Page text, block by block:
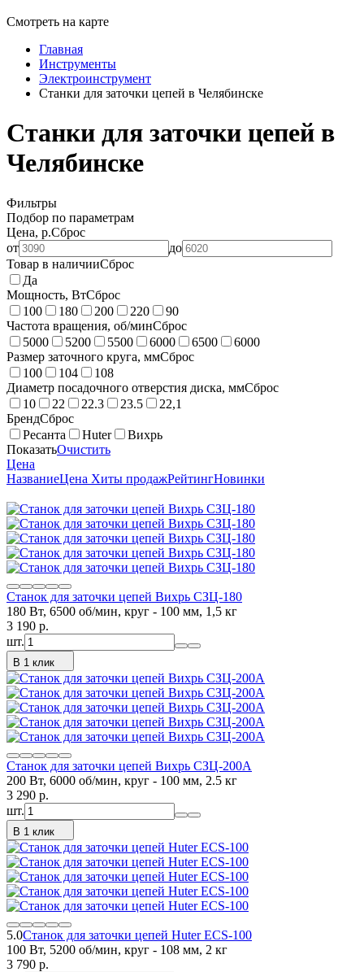
Смотреть на карте
Главная
Инструменты
Электроинструмент
Станки для заточки цепей в Челябинске
Станки для заточки цепей в
Челябинске
Фильтры
Подбор по параметрам
Цена, р.Сброс
от
до
Товар в наличииСброс
Да
Мощность, ВтСброс
100
180 200 220
90
Частота вращения, об/минСброс
5000
5200 5500 6000 6500
6000
Размер заточного круга, ммСброс
100
104
108
Диаметр посадочного отверстия диска, ммСброс
10
22 22.3 23.5
22,1
БрендСброс
Ресанта
Huter
Вихрь
ПоказатьОчистить
Цена
НазваниеЦена Хиты продажРейтингНовинки
Станок для заточки цепей Вихрь СЗЦ-180
180 Вт, 6500 об/мин, круг - 100 мм, 1,5 кг
3 190 p.
шт.
В 1 клик
Станок для заточки цепей Вихрь СЗЦ-200А
200 Вт, 6000 об/мин, круг - 100 мм, 2.5 кг
3 290 p.
шт.
В 1 клик
5.0Станок для заточки цепей Huter ECS-100
100 Вт, 5200 об/мин, круг - 108 мм, 2 кг
3 790 p.